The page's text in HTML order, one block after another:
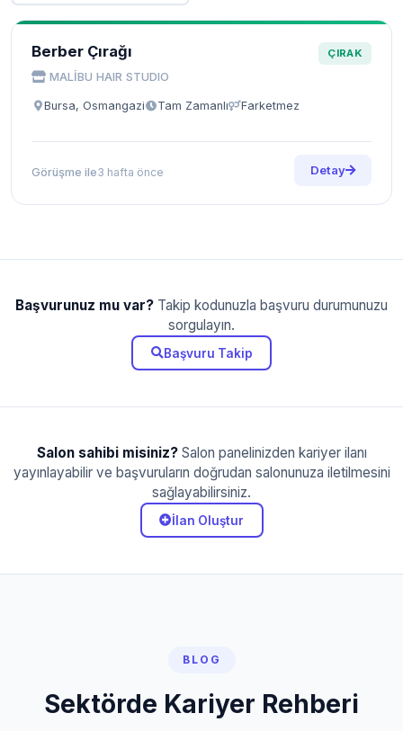
Berber Çırağı
MALİBU HAIR STUDIO
ÇIRAK
Bursa, Osmangazi Tam Zamanlı Farketmez
Görüşme ile3 hafta önce Detay
Başvurunuz mu var? Takip kodunuzla başvuru durumunuzu
sorgulayın.
Başvuru Takip
Salon sahibi misiniz?Salon panelinizden kariyer ilanı
yayınlayabilir ve başvuruların doğrudan salonunuza iletilmesini
sağlayabilirsiniz.
İlan Oluştur
BLOG
Sektörde Kariyer Rehberi